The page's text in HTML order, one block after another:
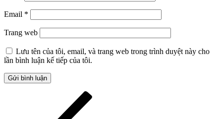
Email *
Trang web
Lưu tên của tôi, email, và trang web trong trình duyệt này cho
lần bình luận kế tiếp của tôi.